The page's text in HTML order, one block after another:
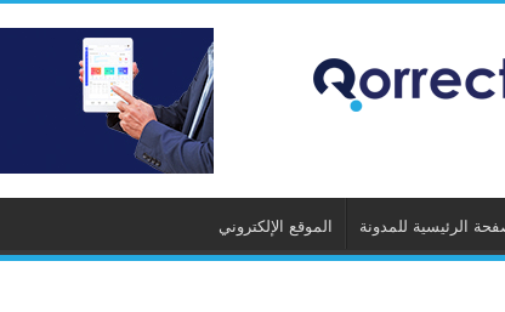
الرئيسية للمدونة الموقع الإلكتروني